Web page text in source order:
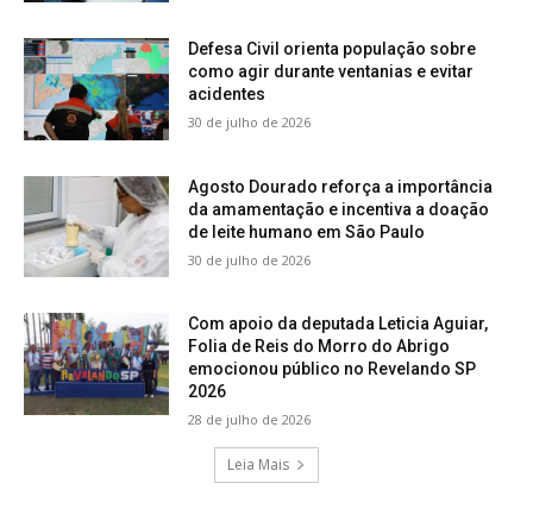
Defesa Civil orienta população sobre
como agir durante ventanias e evitar
acidentes
30 de julho de 2026
Agosto Dourado reforça a importância
da amamentação e incentiva a doação
de leite humano em São Paulo
30 de julho de 2026
Com apoio da deputada Leticia Aguiar,
Folia de Reis do Morro do Abrigo
emocionou público no Revelando SP
2026
28 de julho de 2026
Leia Mais